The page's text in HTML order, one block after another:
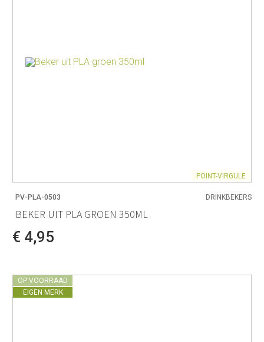
POINT-VIRGULE
PV-PLA-0503 DRINKBEKERS
BEKER UIT PLA GROEN 350ML
€ 4,95
OP VOORRAAD
EIGEN MERK